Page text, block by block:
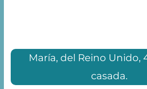
María, del Reino Unido,
casada.